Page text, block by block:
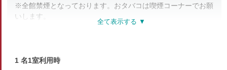
※全館禁煙となっております。おタバコは喫煙コーナーでお願
いします。
和室
1 名1室利用時